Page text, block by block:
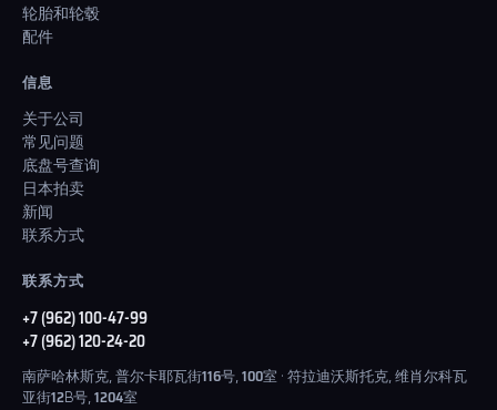
轮胎和轮毂
配件
信息
关于公司
常见问题
底盘号查询
日本拍卖
新闻
联系方式
联系方式
+7 (962) 100-47-99
+7 (962) 120-24-20
南萨哈林斯克, 普尔卡耶瓦街116号, 100室 · 符拉迪沃斯托克, 维肖尔科瓦
亚街12B号, 1204室